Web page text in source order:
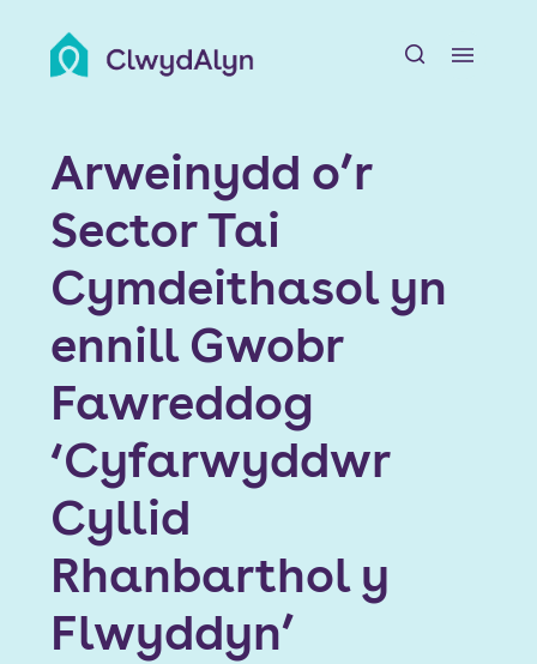
Amdanom ni
Adnoddau Preswylwyr
Chwiliwch am Gartref
Ein Datblygiadau
Newyddion a Digwyddiadau
Swyddi
Cyswllt
Font size:
Language
Arweinydd o’r
Sector Tai
Cymdeithasol yn
ennill Gwobr
Fawreddog
‘Cyfarwyddwr
Cyllid
Rhanbarthol y
Flwyddyn’